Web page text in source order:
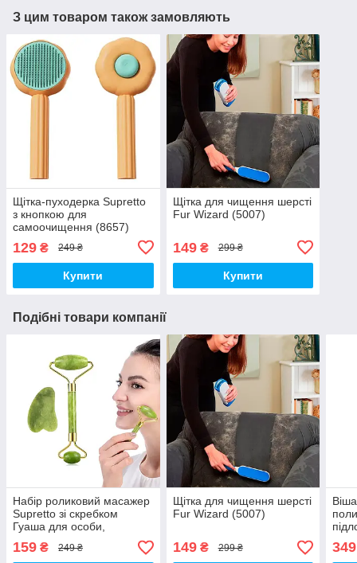
З цим товаром також замовляють
Щітка-пуходерка Supretto
з кнопкою для
самоочищення (8657)
129 ₴ 249 ₴
Купити
Щітка для чищення шерсті
Fur Wizard (5007)
149₴ 299 ₴
Купити
Подібні товари компанії
Набір роликовий масажер
Supretto зі скребком
Гуаша для особи,
салатовий (Арт. 7133-
0001)
159 ₴ 249 ₴
Щітка для чищення шерсті
Fur Wizard (5007)
149₴ 299 ₴ 349